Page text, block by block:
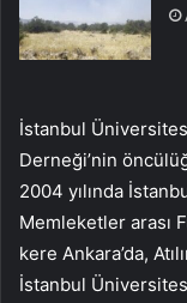
İstanbul
Derneği’nin
2004 yılında
Memleketler arası
kere Ankara’da,
İstanbul